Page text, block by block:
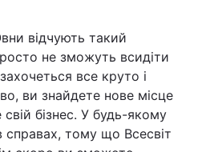
відчують такий
не зможуть всидіти
все круто і
ви знайдете нове місце
бізнес. У будь-якому
тому що Всесвіт